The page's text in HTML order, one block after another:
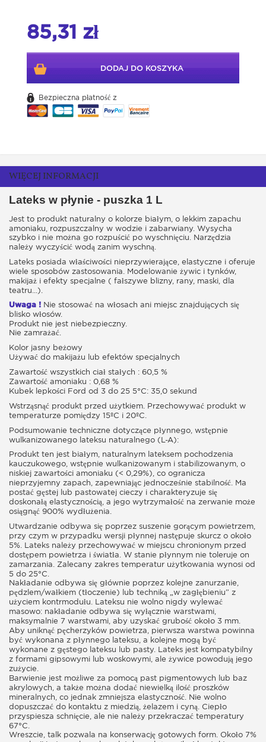
85,31 zł
DODAJ DO KOSZYKA
Bezpieczna płatność z
WIĘCEJ INFORMACJI
Lateks w płynie - puszka 1 L
Jest to produkt naturalny o kolorze białym, o lekkim zapachu
amoniaku, rozpuszczalny w wodzie i zabarwiany. Wysycha
szybko i nie można go rozpuścić po wyschnięciu. Narzędzia
należy wyczyścić wodą zanim wyschną.
Lateks posiada właściwości nieprzywierające, elastyczne i oferuje
wiele sposobów zastosowania. Modelowanie żywic i tynków,
makijaż i efekty specjalne ( fałszywe blizny, rany, maski, dla
teatru...).
Uwaga ! Nie stosować na włosach ani miejsc znajdujących się
blisko włosów.
Produkt nie jest niebezpieczny.
Nie zamrażać.
Kolor jasny beżowy
Używać do makijażu lub efektów specjalnych
Zawartość wszystkich ciał stałych : 60,5 %
Zawartość amoniaku : 0,68 %
Kubek lepkości Ford od 3 do 25 5°C: 35,0 sekund
Wstrząsnąć produkt przed użytkiem. Przechowywać produkt w
temperaturze pomiędzy 15ºC i 20ºC.
Podsumowanie techniczne dotyczące płynnego, wstępnie
wulkanizowanego lateksu naturalnego (L-A):
Produkt ten jest białym, naturalnym lateksem pochodzenia
kauczukowego, wstępnie wulkanizowanym i stabilizowanym, o
niskiej zawartości amoniaku (< 0,29%), co ogranicza
nieprzyjemny zapach, zapewniając jednocześnie stabilność. Ma
postać gęstej lub pastowatej cieczy i charakteryzuje się
doskonałą elastycznością, a jego wytrzymałość na zerwanie może
osiągnąć 900% wydłużenia.
Utwardzanie odbywa się poprzez suszenie gorącym powietrzem,
przy czym w przypadku wersji płynnej następuje skurcz o około
5%. Lateks należy przechowywać w miejscu chronionym przed
dostępem powietrza i światła. W stanie płynnym nie toleruje on
zamarzania. Zalecany zakres temperatur użytkowania wynosi od
5 do 25°C.
Nakładanie odbywa się głównie poprzez kolejne zanurzanie,
pędzlem/wałkiem (tłoczenie) lub techniką „w zagłębieniu” z
użyciem kontrmodułu. Lateksu nie wolno nigdy wylewać
masowo: nakładanie odbywa się wyłącznie warstwami,
maksymalnie 7 warstwami, aby uzyskać grubość około 3 mm.
Aby uniknąć pęcherzyków powietrza, pierwsza warstwa powinna
być wykonana z płynnego lateksu, a kolejne mogą być
wykonane z gęstego lateksu lub pasty. Lateks jest kompatybilny
z formami gipsowymi lub woskowymi, ale żywice powodują jego
zużycie.
Barwienie jest możliwe za pomocą past pigmentowych lub baz
akrylowych, a także można dodać niewielką ilość proszków
mineralnych, co jednak zmniejsza elastyczność. Nie wolno
dopuszczać do kontaktu z miedzią, żelazem i cyną. Ciepło
przyspiesza schnięcie, ale nie należy przekraczać temperatury
67°C.
Wreszcie, talk pozwala na konserwację gotowych form. Około 7%